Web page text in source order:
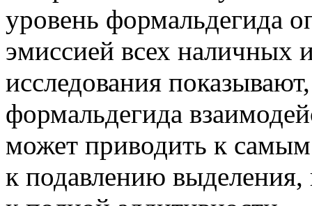
уровень формальдегида
эмиссией всех наличных
исследования
формальдегида
может приводить к
к подавлению